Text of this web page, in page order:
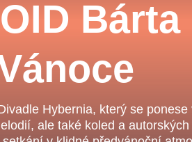
Bárta
Hybernia, který se ponese
ale také koled a
HOLKA
s.r.o.
Pink Panther Agency,
s.r.o.